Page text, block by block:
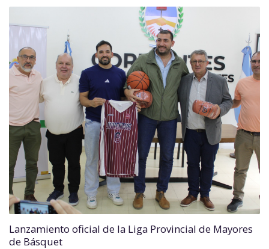
Lanzamiento oficial de la Liga Provincial de Mayores
de Básquet